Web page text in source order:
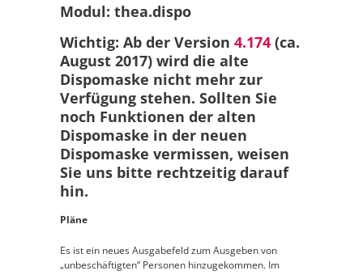
Modul: thea.dispo
Wichtig: Ab der Version 4.174 (ca.
August 2017) wird die alte
Dispomaske nicht mehr zur
Verfügung stehen. Sollten Sie
noch Funktionen der alten
Dispomaske in der neuen
Dispomaske vermissen, weisen
Sie uns bitte rechtzeitig darauf
hin.
Pläne
Es ist ein neues Ausgabefeld zum Ausgeben von
„unbeschäftigten“ Personen hinzugekommen. Im